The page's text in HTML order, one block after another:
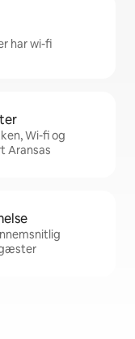
har wi-fi
Wi-fi og
Aransas
gæster